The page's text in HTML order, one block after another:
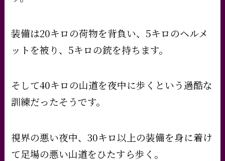
装備は20キロの荷物を背負い、5キロのヘルメ
ットを被り、5キロの銃を持ちます。
そして40キロの山道を夜中に歩くという過酷な
訓練だったそうです。
視界の悪い夜中、30キロ以上の装備を身に着け
て足場の悪い山道をひたすら歩く。